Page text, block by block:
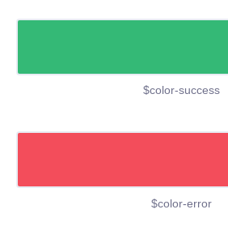
$color-success
$color-error